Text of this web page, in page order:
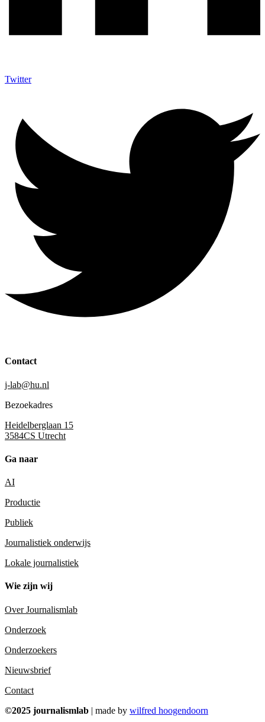
Twitter
Contact
j-lab@hu.nl
Bezoekadres
Heidelberglaan 15
3584CS Utrecht
Ga naar
AI
Productie
Publiek
Journalistiek onderwijs
Lokale journalistiek
Wie zijn wij
Over Journalismlab
Onderzoek
Onderzoekers
Nieuwsbrief
Contact
©2025 journalismlab | made by wilfred hoogendoorn